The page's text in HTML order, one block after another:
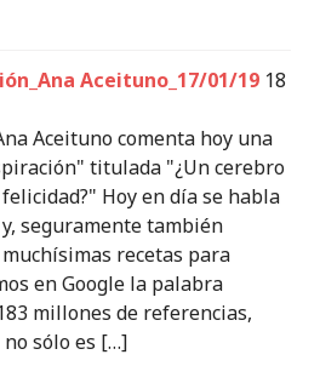
Aceituno_17/01/19 18
Aceituno comenta hoy una
titulada "¿Un cerebro
Hoy en día se habla
seguramente también
recetas para
en Google la palabra
millones de referencias,
sólo es […]